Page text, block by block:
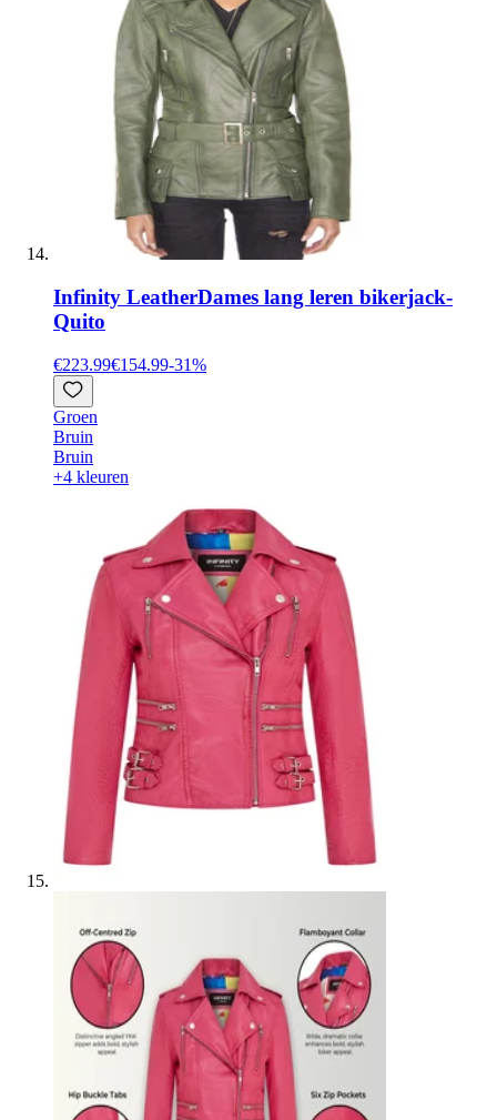
Infinity LeatherDames lang leren bikerjack-
Quito
€223.99€154.99-31%
Groen
Bruin
Bruin
+4 kleuren